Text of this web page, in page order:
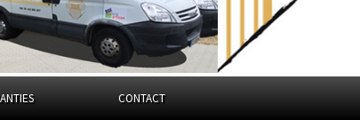
CONTACT